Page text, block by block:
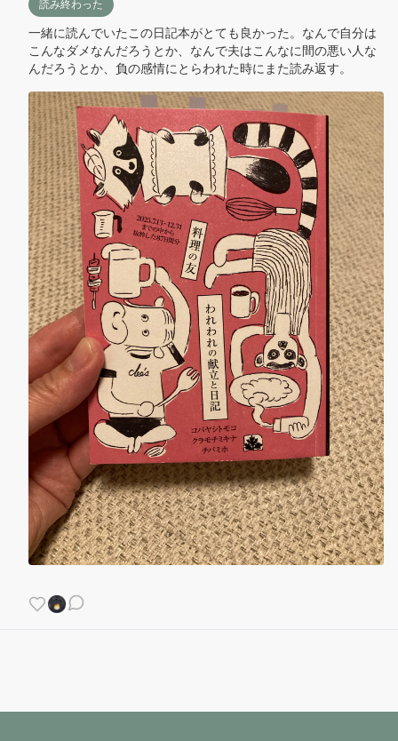
読み終わった
一緒に読んでいたこの日記本がとても良かった。なんで自分は
こんなダメなんだろうとか、なんで夫はこんなに間の悪い人な
んだろうとか、負の感情にとらわれた時にまた読み返す。